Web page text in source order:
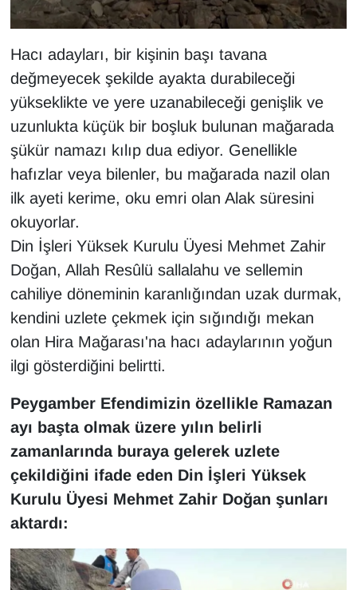
Hacı adayları, bir kişinin başı tavana
değmeyecek şekilde ayakta durabileceği
yükseklikte ve yere uzanabileceği genişlik ve
uzunlukta küçük bir boşluk bulunan mağarada
şükür namazı kılıp dua ediyor. Genellikle
hafızlar veya bilenler, bu mağarada nazil olan
ilk ayeti kerime, oku emri olan Alak süresini
okuyorlar.
Din İşleri Yüksek Kurulu Üyesi Mehmet Zahir
Doğan, Allah Resûlü sallalahu ve sellemin
cahiliye döneminin karanlığından uzak durmak,
kendini uzlete çekmek için sığındığı mekan
olan Hira Mağarası'na hacı adaylarının yoğun
ilgi gösterdiğini belirtti.
Peygamber Efendimizin özellikle Ramazan
ayı başta olmak üzere yılın belirli
zamanlarında buraya gelerek uzlete
çekildiğini ifade eden Din İşleri Yüksek
Kurulu Üyesi Mehmet Zahir Doğan şunları
aktardı:
TEBRİK
TEKNOLOJİ
Turizm
VAN'DA SPOR
Vasıta
YAŞAM
YEREL